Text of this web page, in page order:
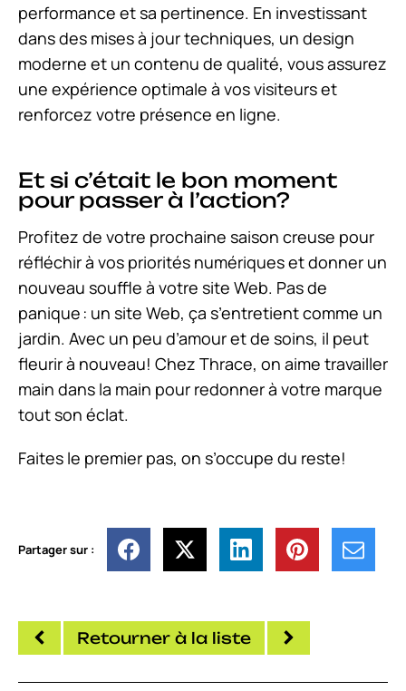
performance et sa pertinence. En investissant
dans des mises à jour techniques, un design
moderne et un contenu de qualité, vous assurez
une expérience optimale à vos visiteurs et
renforcez votre présence en ligne.
Et si c’était le bon moment
pour passer à l’action?
Profitez de votre prochaine saison creuse pour
réfléchir à vos priorités numériques et donner un
nouveau souffle à votre site Web. Pas de
panique : un site Web, ça s’entretient comme un
jardin. Avec un peu d’amour et de soins, il peut
fleurir à nouveau! Chez Thrace, on aime travailler
main dans la main pour redonner à votre marque
tout son éclat.
Faites le premier pas, on s’occupe du reste!
Partager sur :
Retourner à la liste